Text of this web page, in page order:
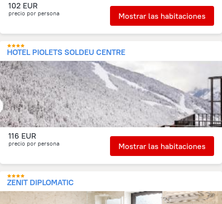
102 EUR
precio por persona Mostrar las habitaciones
HOTEL PIOLETS SOLDEU CENTRE
116 EUR
precio por persona Mostrar las habitaciones
ZENIT DIPLOMATIC